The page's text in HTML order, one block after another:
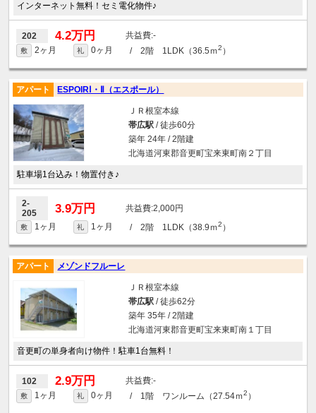
インターネット無料！セミ電化物件♪
202 4.2万円 -
敷 2ヶ月 礼 0ヶ月 / 2階 1LDK（36.5ｍ2 ）
アパート ESPOIRⅠ・Ⅱ（エスポール）
ＪＲ根室本線
帯広駅/ 徒歩60分
築年 24年 / 2階建
北海道河東郡音更町宝来東町南２丁目
駐車場1台込み！物置付き♪
2-
205
3.9万円 2,000円
敷 1ヶ月 礼 1ヶ月 / 2階 1LDK（38.9ｍ2 ）
アパート メゾンドフルーレ
ＪＲ根室本線
帯広駅/ 徒歩62分
築年 35年 / 2階建
北海道河東郡音更町宝来東町南１丁目
音更町の単身者向け物件！駐車1台無料！
102 2.9万円 -
敷 1ヶ月 礼 0ヶ月 / 1階 ワンルーム（27.54ｍ2 ）